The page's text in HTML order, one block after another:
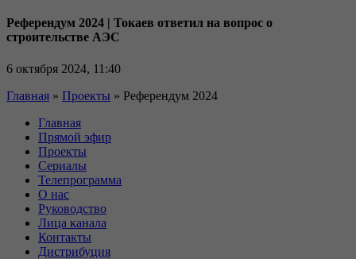
Референдум 2024 | Токаев ответил на вопрос о
строительстве АЭС
6 октября 2024, 11:40
Главная » Проекты » Референдум 2024
Главная
Прямой эфир
Проекты
Сериалы
Телепрограмма
О нас
Руководство
Лица канала
Контакты
Дистрибуция